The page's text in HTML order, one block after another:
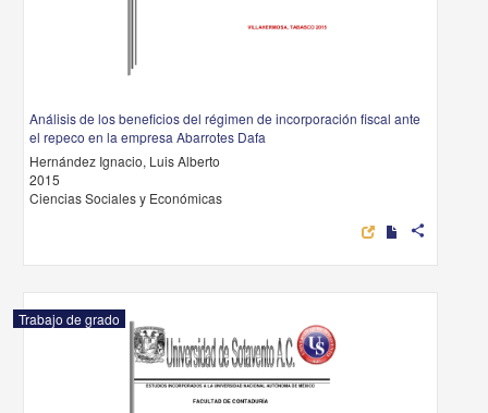
Análisis de los beneficios del régimen de incorporación fiscal ante
el repeco en la empresa Abarrotes Dafa
Hernández Ignacio, Luis Alberto
2015
Ciencias Sociales y Económicas
share
Trabajo de grado